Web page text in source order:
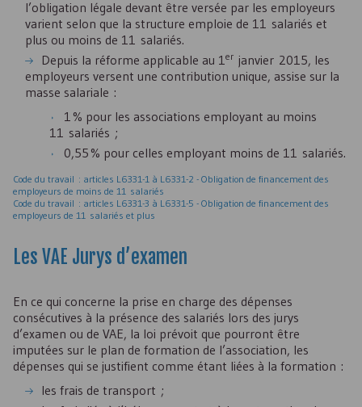
l’obligation légale devant être versée par les employeurs
varient selon que la structure emploie de 11 salariés et
plus ou moins de 11 salariés.
Depuis la réforme applicable au 1er janvier 2015, les
employeurs versent une contribution unique, assise sur la
masse salariale :
1 % pour les associations employant au moins
11 salariés ;
0,55 % pour celles employant moins de 11 salariés.
Code du travail : articles L6331-1 à L6331-2 - Obligation de financement des
employeurs de moins de 11 salariés
Code du travail : articles L6331-3 à L6331-5 - Obligation de financement des
employeurs de 11 salariés et plus
Les VAE Jurys d’examen
En ce qui concerne la prise en charge des dépenses
consécutives à la présence des salariés lors des jurys
d’examen ou de VAE, la loi prévoit que pourront être
imputées sur le plan de formation de l’association, les
dépenses qui se justifient comme étant liées à la formation :
les frais de transport ;